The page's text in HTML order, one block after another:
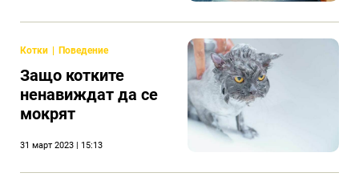
Котки Поведение
Защо котките
ненавиждат да се
мокрят
31 март 2023 | 15:13